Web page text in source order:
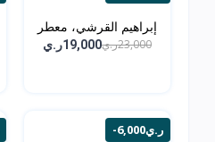
إبراهيم القرشي، معطر
ل...
23,000ر.ي 19,000ر.ي
-6,000ر.ي